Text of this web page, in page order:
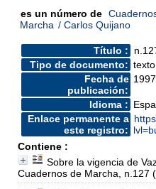
es un número de
Marcha / Carlos Quijano
Título :
Tipo de documento:
Fecha de
publicación:
1997
Idioma :
Enlace permanente a
este registro:
Contiene :
Sobre la vigencia de
Cuadernos de Marcha, n.127